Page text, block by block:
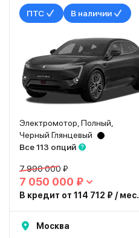
ПТС В наличии
Электромотор, Полный,
Черный Глянцевый
Все 113 опций
7 990 000 ₽
7 050 000 ₽
В кредит от 114 712 ₽ / мес.
Москва